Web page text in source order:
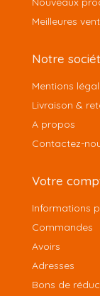
Meilleures
Notre
Mentions
Livraison &
A propos
Contactez-
Votre
Informations
Commandes
Avoirs
Adresses
Bons de